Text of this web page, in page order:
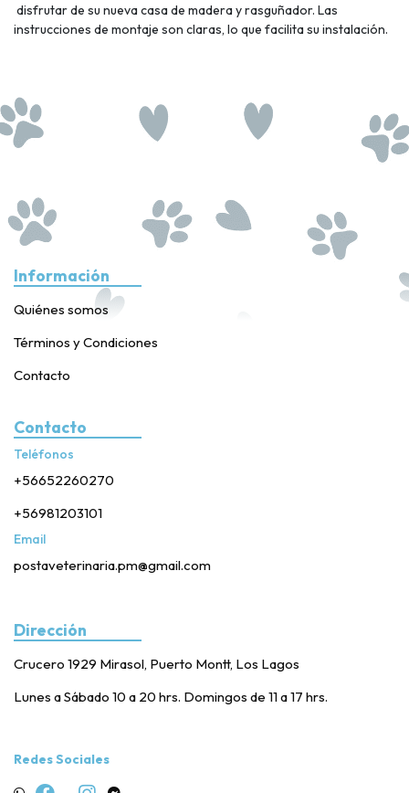
disfrutar de su nueva casa de madera y rasguñador. Las
instrucciones de montaje son claras, lo que facilita su instalación.
Información
Quiénes somos
Términos y Condiciones
Contacto
Contacto
Teléfonos
+56652260270
+56981203101
Email
postaveterinaria.pm@gmail.com
Dirección
Crucero 1929 Mirasol, Puerto Montt, Los Lagos
Lunes a Sábado 10 a 20 hrs. Domingos de 11 a 17 hrs.
Redes Sociales